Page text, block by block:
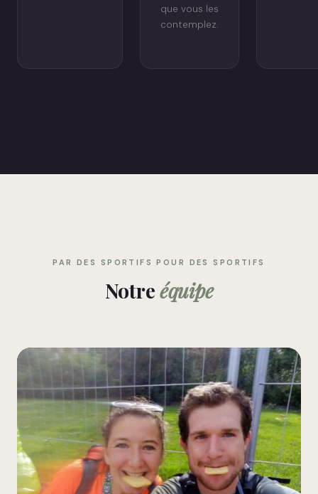
que vous les
contemplez.
PAR DES SPORTIFS POUR DES SPORTIFS
Notreéquipe